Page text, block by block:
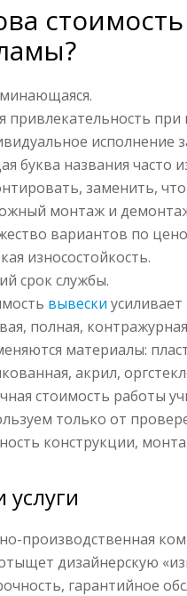
привлекательность
исполнение
буква названия часто
заменить,
монтаж и
вариантов по
износостойкость.
срок службы.
вывески
полная,
материалы:
акрил,
стоимость работы
только от
конструкции,
производственная
дизайнерскую
гарантийное